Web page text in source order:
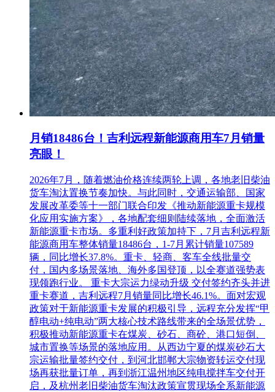
月销18486台！吉利远程新能源商用车7月销量
亮眼！
2026年7月，随着燃油价格连续两轮上调，各地老旧柴油
货车淘汰置换节奏加快。与此同时，交通运输部、国家
发展改革委等十一部门联合印发《推动新能源重卡规模
化应用实施方案》，各地配套细则陆续落地，全面激活
新能源重卡市场。多重利好政策加持下，7月吉利远程新
能源商用车整体销量18486台，1-7月累计销量107589
辆，同比增长37.8%。重卡、轻商、客车全线批量交
付，国内多场景落地、海外多国登顶，以全赛道强势表
现领跑行业。 重卡大宗运力绿动升级 交付签约齐头并进
重卡赛道，吉利远程7月销量同比增长46.1%。面对宏观
政策对于新能源重卡发展的积极引导，远程充分发挥“甲
醇电动+纯电动”两大核心技术路线带来的全场景优势，
积极推动新能源重卡在煤炭、砂石、商砼、港口短倒、
城市置换等场景的落地应用。从西边宁夏的煤炭砂石大
宗运输批量签约交付，到河北邯郸大宗物资转运交付现
场再获批量订单，再到浙江温州地区纯电搅拌车交付开
启，及杭州老旧柴油货车淘汰政策宣贯现场全系新能源